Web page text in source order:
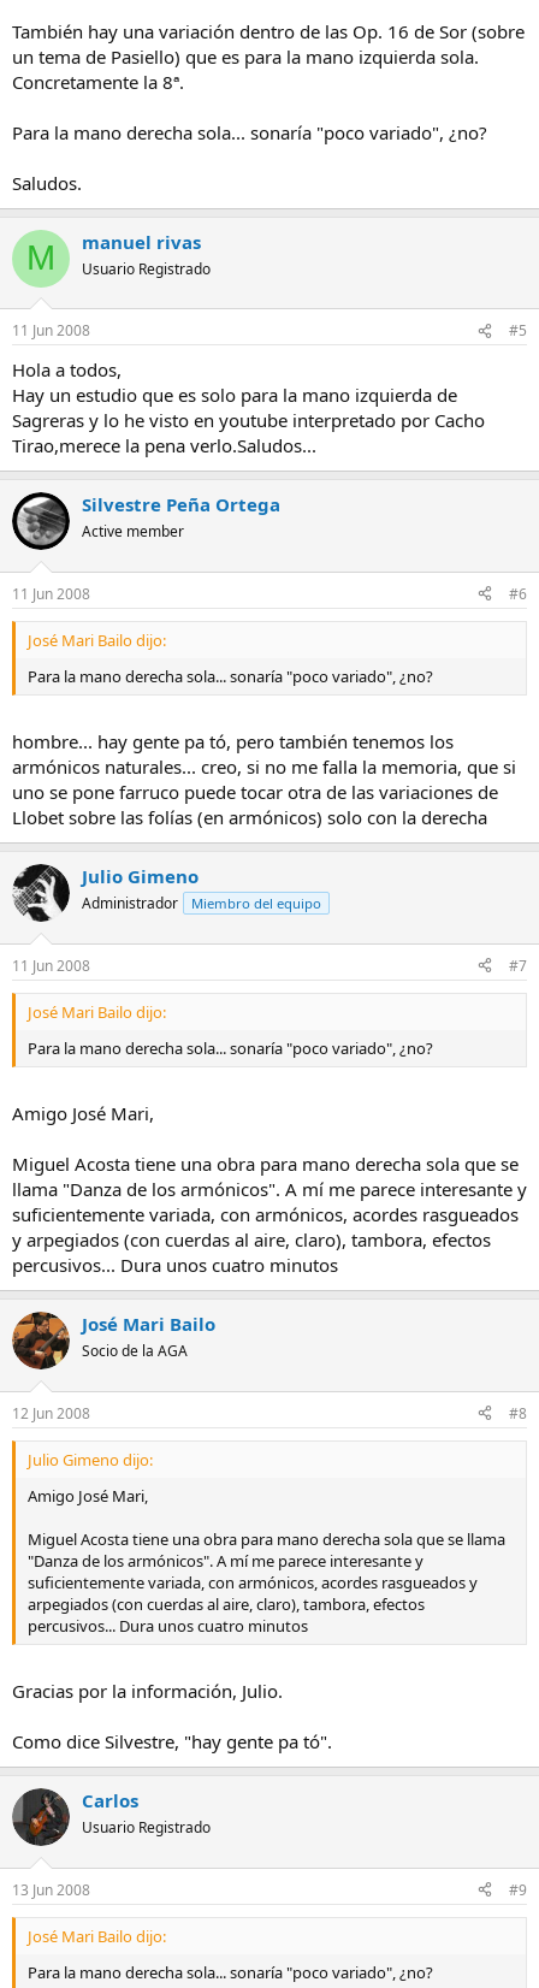
También hay una variación dentro de las Op. 16 de Sor (sobre
un tema de Pasiello) que es para la mano izquierda sola.
Concretamente la 8ª.
Para la mano derecha sola... sonaría "poco variado", ¿no?
Saludos.
M manuel rivas
Usuario Registrado
11 Jun 2008 #5
Hola a todos,
Hay un estudio que es solo para la mano izquierda de
Sagreras y lo he visto en youtube interpretado por Cacho
Tirao,merece la pena verlo.Saludos...
Silvestre Peña Ortega
Active member
11 Jun 2008 #6
José Mari Bailo dijo:
Para la mano derecha sola... sonaría "poco variado", ¿no?
hombre... hay gente pa tó, pero también tenemos los
armónicos naturales... creo, si no me falla la memoria, que si
uno se pone farruco puede tocar otra de las variaciones de
Llobet sobre las folías (en armónicos) solo con la derecha
Julio Gimeno
Administrador Miembro del equipo
11 Jun 2008 #7
José Mari Bailo dijo:
Para la mano derecha sola... sonaría "poco variado", ¿no?
Amigo José Mari,
Miguel Acosta tiene una obra para mano derecha sola que se
llama "Danza de los armónicos". A mí me parece interesante y
suficientemente variada, con armónicos, acordes rasgueados
y arpegiados (con cuerdas al aire, claro), tambora, efectos
percusivos... Dura unos cuatro minutos
José Mari Bailo
Socio de la AGA
12 Jun 2008 #8
Julio Gimeno dijo:
Amigo José Mari,
Miguel Acosta tiene una obra para mano derecha sola que se llama
"Danza de los armónicos". A mí me parece interesante y
suficientemente variada, con armónicos, acordes rasgueados y
arpegiados (con cuerdas al aire, claro), tambora, efectos
percusivos... Dura unos cuatro minutos
Gracias por la información, Julio.
Como dice Silvestre, "hay gente pa tó".
Carlos
Usuario Registrado
13 Jun 2008 #9
José Mari Bailo dijo:
Para la mano derecha sola... sonaría "poco variado", ¿no?